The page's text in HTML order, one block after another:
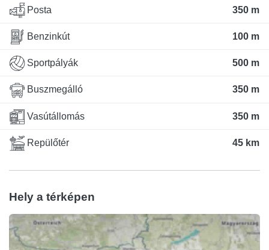
Posta 350 m
Benzinkút 100 m
Sportpályák 500 m
Buszmegálló 350 m
Vasútállomás 350 m
Repülőtér 45 km
Hely a térképen